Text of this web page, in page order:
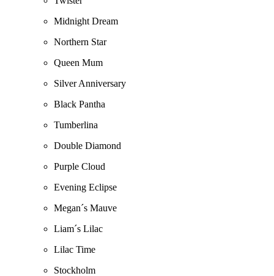
Midnight Dream
Northern Star
Queen Mum
Silver Anniversary
Black Pantha
Tumberlina
Double Diamond
Purple Cloud
Evening Eclipse
Megan´s Mauve
Liam´s Lilac
Lilac Time
Stockholm